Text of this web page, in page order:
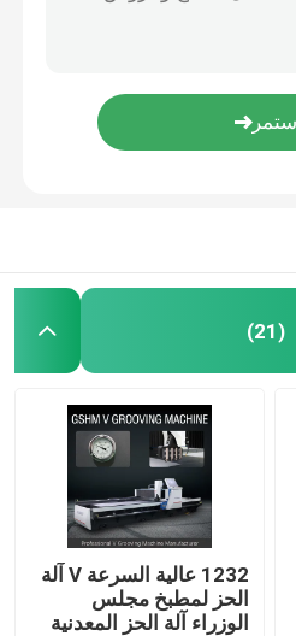
(21)
1232 عالية السرعة V آلة
الحز لمطبخ مجلس
الوزراء آلة الحز المعدنية